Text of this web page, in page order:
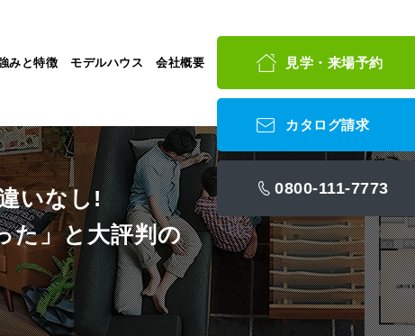
みと特徴 モデルハウス 会社概要
いなし!
た」と大評判の
見学・来場予約
カタログ請求
0800-111-7773